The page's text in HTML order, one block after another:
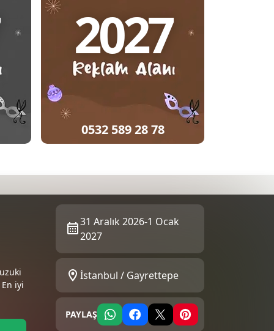
2027
0532 589 28 78
iyi
31 Aralık 2026-1 Ocak
2027
İstanbul / Gayrettepe
PAYLAŞ